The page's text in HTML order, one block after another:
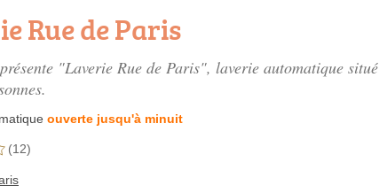
Rue de Paris
"Laverie Rue de Paris", laverie automatique situé
ouverte jusqu'à minuit
(12)